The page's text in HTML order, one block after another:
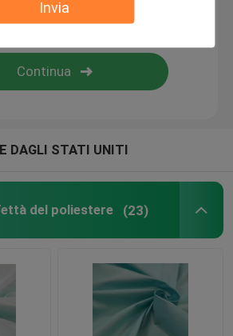
Invia
del poliestere dell'unità di
DAGLI STATI UNITI
del poliestere (23)